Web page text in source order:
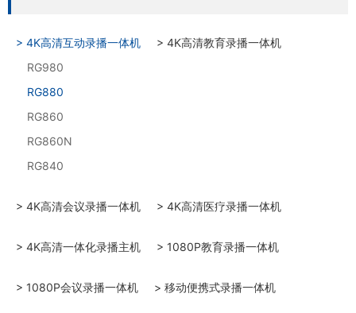
> 4K高清互动录播一体机
RG980
RG880
RG860
RG860N
RG840
> 4K高清教育录播一体机
> 4K高清会议录播一体机 > 4K高清医疗录播一体机
> 4K高清一体化录播主机 > 1080P教育录播一体机
> 1080P会议录播一体机 > 移动便携式录播一体机